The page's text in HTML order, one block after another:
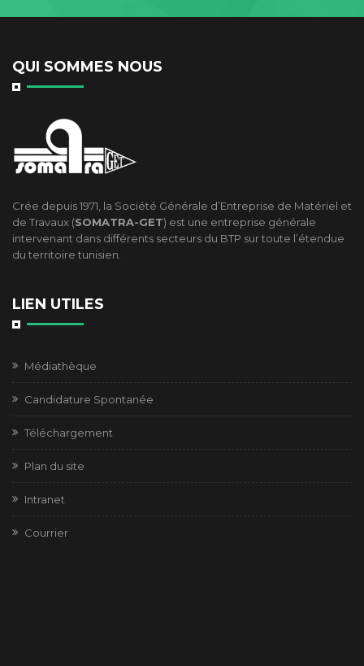
QUI SOMMES NOUS
Crée depuis 1971, la Société Générale d’Entreprise de Matériel et
de Travaux (SOMATRA-GET) est une entreprise générale
intervenant dans différents secteurs du BTP sur toute l’étendue
du territoire tunisien.
LIEN UTILES
Médiathèque
Candidature Spontanée
Téléchargement
Plan du site
Intranet
Courrier